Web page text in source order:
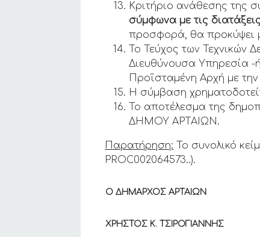
Κριτήριο ανάθεσης της
σύμφωνα με τις
προσφορά, θα προκύψει
Το Τεύχος των Τεχνικών
Διευθύνουσα Υπηρεσία -
Προϊσταμένη Αρχή με
Η σύμβαση
Το αποτέλεσμα της
ΔΗΜΟΥ ΑΡΤΑΙΩΝ.
Παρατήρηση: Το συνολικό
PROC002064573..).
Ο ΔΗΜΑΡΧΟΣ ΑΡΤΑΙΩΝ
ΧΡΗΣΤΟΣ Κ. ΤΣΙΡΟΓΙΑΝΝΗΣ